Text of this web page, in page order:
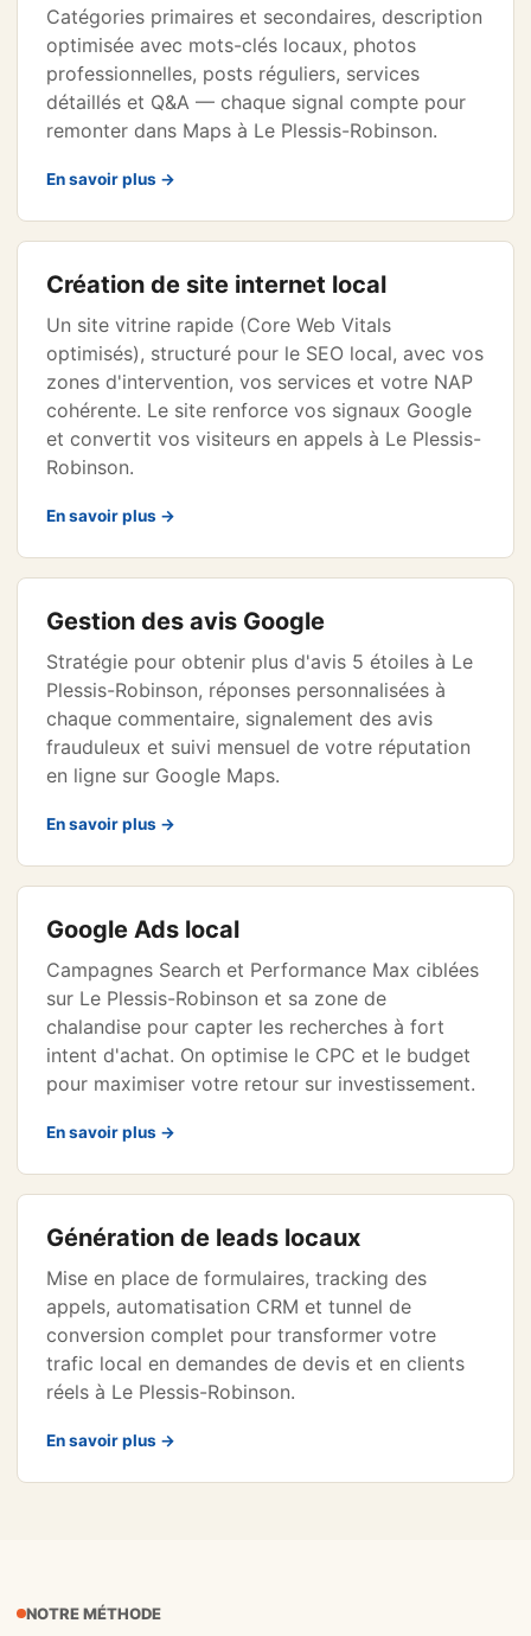
Catégories primaires et secondaires, description
optimisée avec mots-clés locaux, photos
professionnelles, posts réguliers, services
détaillés et Q&A — chaque signal compte pour
remonter dans Maps à Le Plessis-Robinson.
En savoir plus →
Création de site internet local
Un site vitrine rapide (Core Web Vitals
optimisés), structuré pour le SEO local, avec vos
zones d'intervention, vos services et votre NAP
cohérente. Le site renforce vos signaux Google
et convertit vos visiteurs en appels à Le Plessis-
Robinson.
En savoir plus →
Gestion des avis Google
Stratégie pour obtenir plus d'avis 5 étoiles à Le
Plessis-Robinson, réponses personnalisées à
chaque commentaire, signalement des avis
frauduleux et suivi mensuel de votre réputation
en ligne sur Google Maps.
En savoir plus →
Google Ads local
Campagnes Search et Performance Max ciblées
sur Le Plessis-Robinson et sa zone de
chalandise pour capter les recherches à fort
intent d'achat. On optimise le CPC et le budget
pour maximiser votre retour sur investissement.
En savoir plus →
Génération de leads locaux
Mise en place de formulaires, tracking des
appels, automatisation CRM et tunnel de
conversion complet pour transformer votre
trafic local en demandes de devis et en clients
réels à Le Plessis-Robinson.
En savoir plus →
NOTRE MÉTHODE